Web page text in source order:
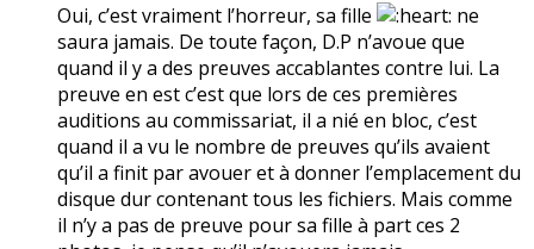
Oui, c’est vraiment l’horreur, sa fille
ne
saura jamais. De toute façon, D.P n’avoue que
quand il y a des preuves accablantes contre lui. La
preuve en est c’est que lors de ces premières
auditions au commissariat, il a nié en bloc, c’est
quand il a vu le nombre de preuves qu’ils avaient
qu’il a finit par avouer et à donner l’emplacement du
disque dur contenant tous les fichiers. Mais comme
il n’y a pas de preuve pour sa fille à part ces 2